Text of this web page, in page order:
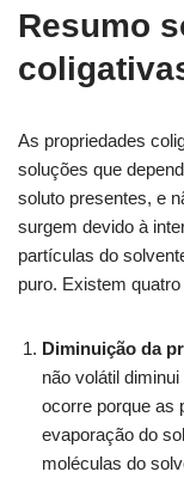
Resumo
As propriedades
soluções que
soluto presentes, e
surgem devido à
partículas do
puro. Existem
Diminuição da
não volátil
ocorre porque as
evaporação do
moléculas do